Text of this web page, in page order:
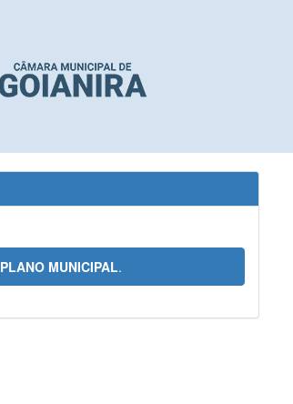
PLANO MUNICIPAL.